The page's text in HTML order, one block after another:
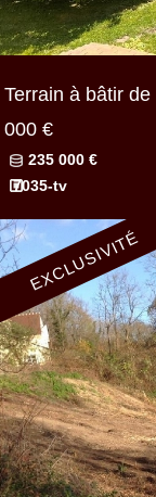
Terrain à bâtir de
000 €
235 000 €
7035-tv
EXCLUSIVITÉ